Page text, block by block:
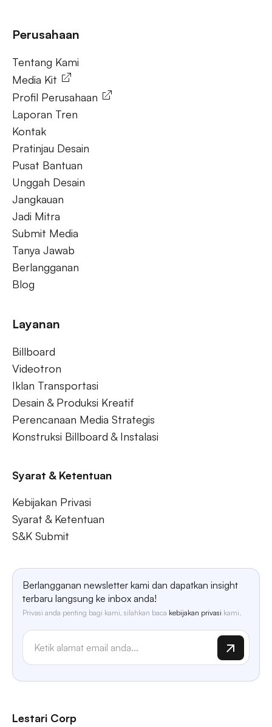
Tentang Kami
Perusahaan
Tentang Kami
Media Kit
Profil Perusahaan
Laporan Tren
Kontak
Pratinjau Desain
Pusat Bantuan
Unggah Desain
Jangkauan
Jadi Mitra
Submit Media
Tanya Jawab
Berlangganan
Blog
Layanan
Billboard
Videotron
Iklan Transportasi
Desain & Produksi Kreatif
Perencanaan Media Strategis
Konstruksi Billboard & Instalasi
Syarat & Ketentuan
Kebijakan Privasi
Syarat & Ketentuan
S&K Submit
Berlangganan newsletter kami dan dapatkan insight
terbaru langsung ke inbox anda!
Privasi anda penting bagi kami, silahkan baca kebijakan privasi kami.
Lestari Corp